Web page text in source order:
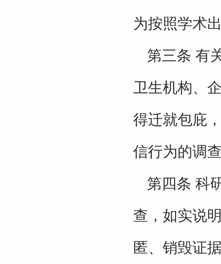
为按照学术
第三条 有
卫生机构、
得迁就包庇
信行为的调
第四条 科
查，如实说
匿、销毁证